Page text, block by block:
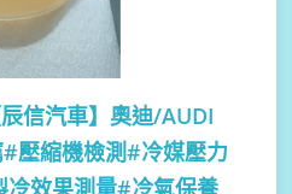
辰信汽車】奧迪/AUDI
壓縮機檢測#冷媒壓力
效果測量#冷氣保養